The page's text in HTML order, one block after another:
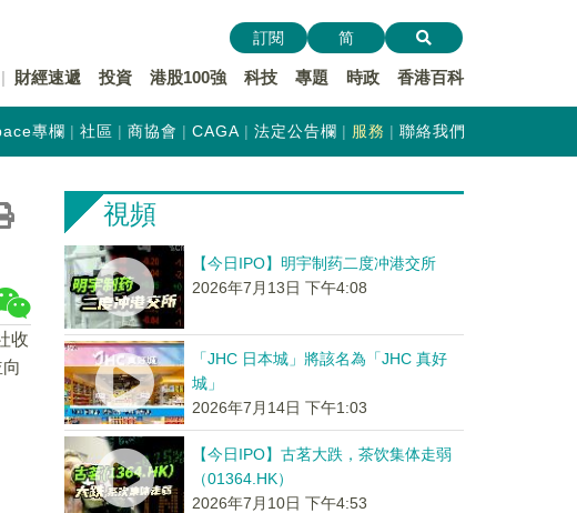
財經速遞 投資 港股100強 科技 專題 時政 香港百科
訂閱 简
專欄 社區 商協會 CAGA 法定公告欄 服務 聯絡我們
收
視頻
【今日IPO】明宇制药二度冲港交所
2026年7月13日 下午4:08
「JHC 日本城」將該名為「JHC 真好
城」
2026年7月14日 下午1:03
【今日IPO】古茗大跌，茶饮集体走弱
（01364.HK）
2026年7月10日 下午4:53